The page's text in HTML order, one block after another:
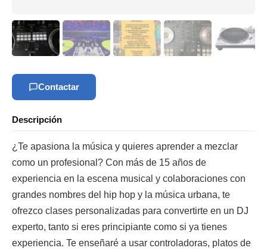
Contactar
Descripción
¿Te apasiona la música y quieres aprender a mezclar
como un profesional? Con más de 15 años de
experiencia en la escena musical y colaboraciones con
grandes nombres del hip hop y la música urbana, te
ofrezco clases personalizadas para convertirte en un DJ
experto, tanto si eres principiante como si ya tienes
experiencia. Te enseñaré a usar controladoras, platos de